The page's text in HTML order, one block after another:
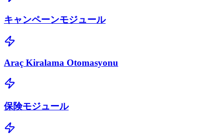
キャンペーンモジュール
Araç Kiralama Otomasyonu
保険モジュール